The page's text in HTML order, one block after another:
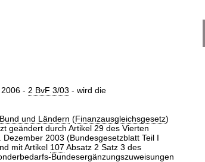
- 2 BvF 3/03 - wird die
und Ländern (Finanzausgleichsgesetz)
geändert durch Artikel 29 des Vierten
2003 (Bundesgesetzblatt Teil I
mit Artikel 107 Absatz 2 Satz 3 des
Bundesergänzungszuweisungen